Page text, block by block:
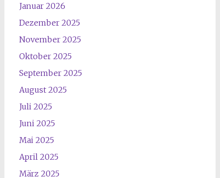
Januar 2026
Dezember 2025
November 2025
Oktober 2025
September 2025
August 2025
Juli 2025
Juni 2025
Mai 2025
April 2025
März 2025